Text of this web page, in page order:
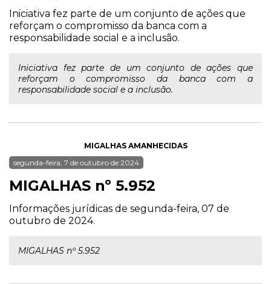
Iniciativa fez parte de um conjunto de ações que
reforçam o compromisso da banca com a
responsabilidade social e a inclusão.
Iniciativa fez parte de um conjunto de ações que
reforçam o compromisso da banca com a
responsabilidade social e a inclusão.
MIGALHAS AMANHECIDAS
segunda-feira, 7 de outubro de 2024
MIGALHAS nº 5.952
Informações jurídicas de segunda-feira, 07 de
outubro de 2024.
MIGALHAS nº 5.952